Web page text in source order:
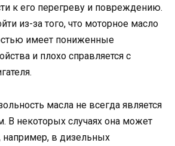
к его перегреву и повреждению.
из-за того, что моторное масло
имеет пониженные
и плохо справляется с
масла не всегда является
В некоторых случаях она может
в дизельных